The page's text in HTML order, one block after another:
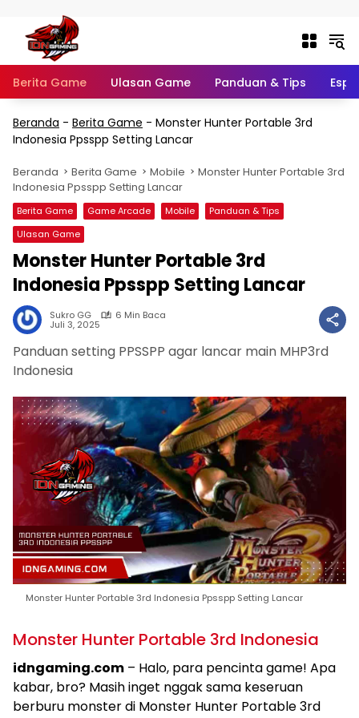
Berita Game Ulasan Game Panduan & Tips
Beranda - Berita Game - Monster Hunter Portable 3rd
Indonesia Ppsspp Setting Lancar
Beranda Berita Game Mobile
Monster Hunter Portable 3rd
Indonesia Ppsspp Setting Lancar
Berita Game Game Arcade Mobile
Panduan & Tips
Ulasan Game
Monster Hunter Portable 3rd
Indonesia Ppsspp Setting Lancar
Sukro GG 6 Min Baca
Juli 3, 2025
Panduan setting PPSSPP agar lancar main MHP3rd
Indonesia
Monster Hunter Portable 3rd Indonesia Ppsspp Setting Lancar
Monster Hunter Portable 3rd Indonesia
idngaming.com – Halo, para pencinta game! Apa
kabar, bro? Masih inget nggak sama keseruan
berburu monster di Monster Hunter Portable 3rd